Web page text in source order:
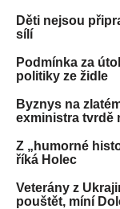
Děti nejsou
sílí
Podmínka za
politiky ze židle
Byznys na
exministra tvrdě
Z „humorné
říká Holec
Veterány z
pouštět, míní